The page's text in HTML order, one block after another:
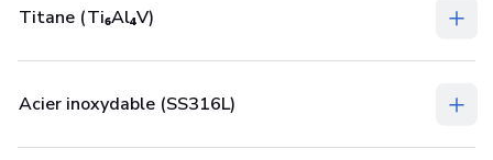
Titane (Ti₆Al₄V)
Acier inoxydable (SS316L)